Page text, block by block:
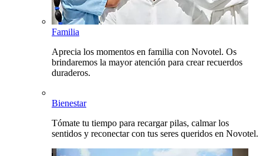
Familia
Aprecia los momentos en familia con Novotel. Os
brindaremos la mayor atención para crear recuerdos
duraderos.
Bienestar
Tómate tu tiempo para recargar pilas, calmar los
sentidos y reconectar con tus seres queridos en Novotel.